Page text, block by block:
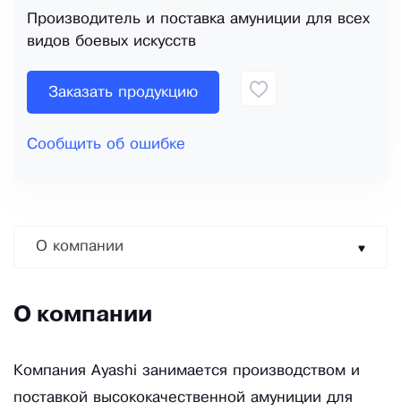
Производитель и поставка амуниции для всех
видов боевых искусств
Заказать продукцию
Сообщить об ошибке
О компании
О компании
Компания Ayashi занимается производством и
поставкой высококачественной амуниции для